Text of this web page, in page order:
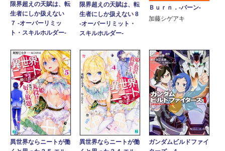
限界超えの天賦は、転
生者にしか扱えない
７ ‐オーバーリミッ
ト・スキルホルダー‐
限界超えの天賦は、転
生者にしか扱えない 8
‐オーバーリミット・
スキルホルダー‐
Ｂｕｒｎ．‐バーン‐
加藤シゲアキ
異世界ならニートが働
異世界ならニートが働
ガンダムビルドファイ